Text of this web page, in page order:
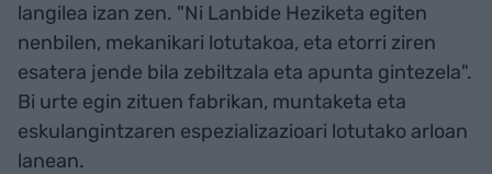
langilea izan zen. "Ni Lanbide Heziketa egiten
nenbilen, mekanikari lotutakoa, eta etorri ziren
esatera jende bila zebiltzala eta apunta gintezela".
Bi urte egin zituen fabrikan, muntaketa eta
eskulangintzaren espezializazioari lotutako arloan
lanean.